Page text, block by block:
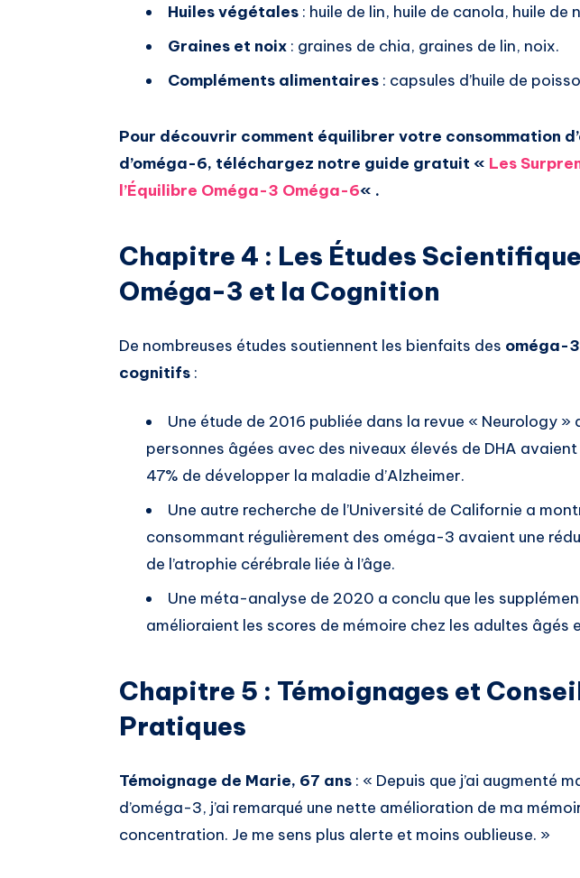
Huiles végétales : huile de lin, huile de canola, huile de
Graines et noix : graines de chia, graines de lin, noix.
Compléments alimentaires : capsules d’huile de
Pour découvrir comment équilibrer votre consommation
d’oméga-6, téléchargez notre guide gratuit « Les
l’Équilibre Oméga-3 Oméga-6« .
Chapitre 4 : Les Études
Oméga-3 et la Cognition
De nombreuses études soutiennent les bienfaits des oméga-
cognitifs :
Une étude de 2016 publiée dans la revue « Neurology »
personnes âgées avec des niveaux élevés de DHA
47% de développer la maladie d’Alzheimer.
Une autre recherche de l’Université de Californie a
consommant régulièrement des oméga-3 avaient une
de l’atrophie cérébrale liée à l’âge.
Une méta-analyse de 2020 a conclu que les
amélioraient les scores de mémoire chez les adultes âgés
Chapitre 5 : Témoignages et
Pratiques
Témoignage de Marie, 67 ans : « Depuis que j’ai augmenté
d’oméga-3, j’ai remarqué une nette amélioration de ma
concentration. Je me sens plus alerte et moins oublieuse. »